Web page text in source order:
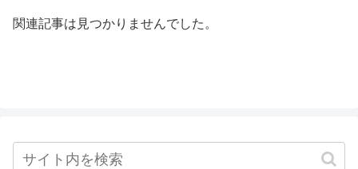
関連記事は見つかりませんでした。